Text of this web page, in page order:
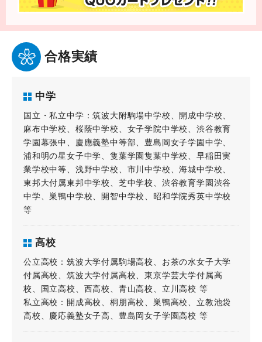
合格実績
中学
国立・私立中学：筑波大附駒場中学校、開成中学校、
麻布中学校、桜蔭中学校、女子学院中学校、渋谷教育
学園幕張中、慶應義塾中等部、豊島岡女子学園中学、
浦和明の星女子中学、隻葉学園隻葉中学校、早稲田実
業学校中等、浅野中学校、市川中学校、海城中学校、
東邦大付属東邦中学校、芝中学校、渋谷教育学園渋谷
中学、巣鴨中学校、開智中学校、昭和学院秀英中学校
等
高校
公立高校：筑波大学付属駒場高校、お茶の水女子大学
付属高校、筑波大学付属高校、東京学芸大学付属高
校、国立高校、西高校、青山高校、立川高校 等
私立高校：開成高校、桐朋高校、巣鴨高校、立教池袋
高校、慶応義塾女子高、豊島岡女子学園高校 等